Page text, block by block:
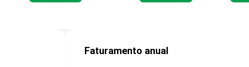
Faturamento anual